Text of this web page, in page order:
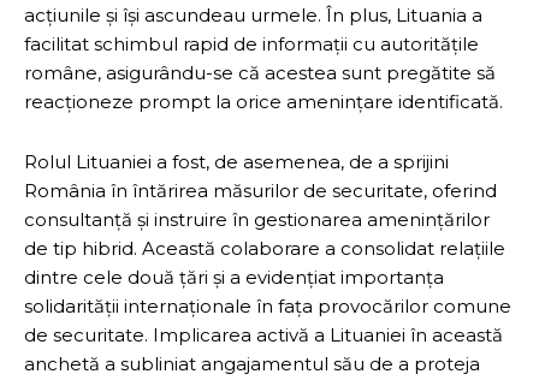
acțiunile și își ascundeau urmele. În plus, Lituania a
facilitat schimbul rapid de informații cu autoritățile
române, asigurându-se că acestea sunt pregătite să
reacționeze prompt la orice amenințare identificată.
Rolul Lituaniei a fost, de asemenea, de a sprijini
România în întărirea măsurilor de securitate, oferind
consultanță și instruire în gestionarea amenințărilor
de tip hibrid. Această colaborare a consolidat relațiile
dintre cele două țări și a evidențiat importanța
solidarității internaționale în fața provocărilor comune
de securitate. Implicarea activă a Lituaniei în această
anchetă a subliniat angajamentul său de a proteja